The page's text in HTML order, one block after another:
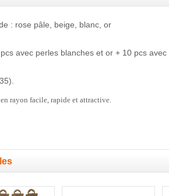
: rose pâle, beige, blanc, or
avec perles blanches et or + 10 pcs
rayon facile, rapide et attractive.